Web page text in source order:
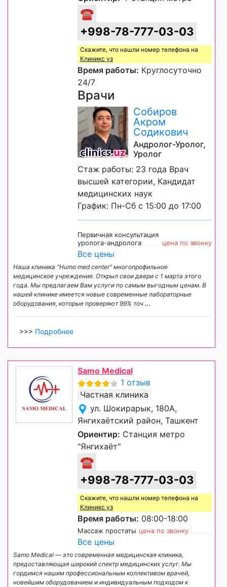
☎
+998-78-777-03-03
Скажите, что нашли номер телефона на
Клиникс уз
Время работы: Круглосуточно
24/7
Врачи
Собиров
Акром
Содикович
Андролог-Уролог,
Уролог
Стаж работы: 23 года Врач
высшей категории, Кандидат
медицинских наук
График: Пн-Сб с 15:00 до 17:00
Первичная консультация
уролога-андролога
цена по звонку
Все цены
Наша клиника "Humo med center" многопрофильное
медицинское учреждение. Открыл свои двери с 1 марта этого
года. Мы предлагаем Вам услуги по самым выгодным ценам. В
нашей клинике имеется новые современные лабораторные
оборудования, которые проверяют 99% точ ...
>>> Подробнее
Samo Medical
1 отзыв
Частная клиника
ул. Шокирарык, 180А,
Янгихаётский район, Ташкент
Ориентир: Станция метро
"Янгихаёт"
☎
+998-78-777-03-03
Скажите, что нашли номер телефона на
Клиникс уз
Время работы: 08:00-18:00
Массаж простаты цена по звонку
Все цены
Samo Medical — это современная медицинская клиника,
предоставляющая широкий спектр медицинских услуг. Мы
гордимся нашим профессиональным коллективом врачей,
новейшим оборудованием и индивидуальным подходом к